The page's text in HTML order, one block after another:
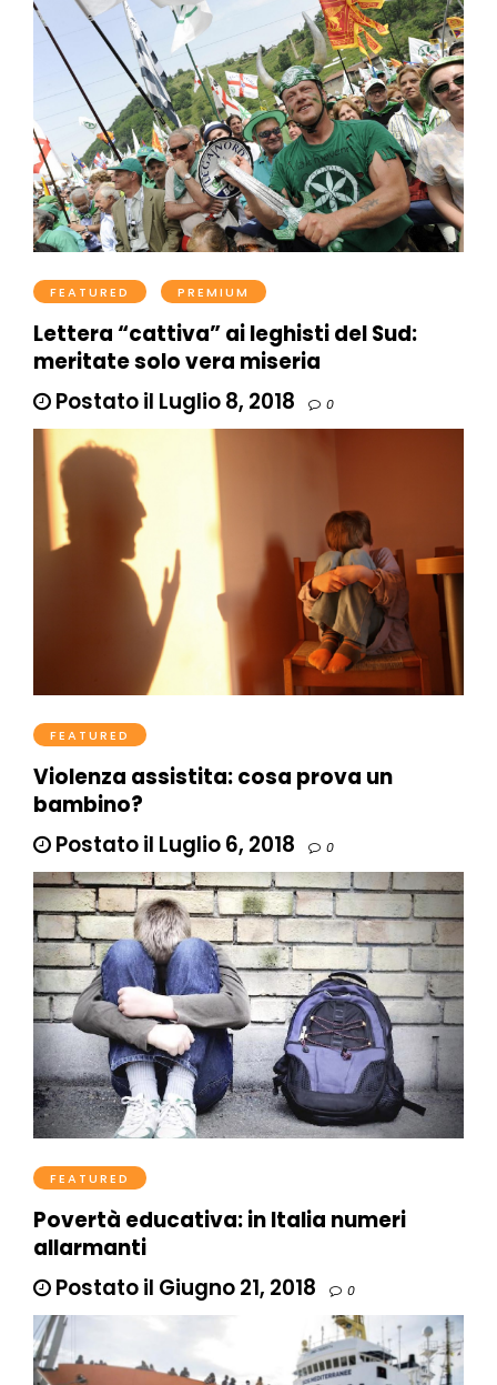
FEATURED PREMIUM
Lettera “cattiva” ai leghisti del Sud:
meritate solo vera miseria
Postato il Luglio 8, 2018
0
FEATURED
Violenza assistita: cosa prova un
bambino?
Postato il Luglio 6, 2018
0
FEATURED
Povertà educativa: in Italia numeri
allarmanti
Postato il Giugno 21, 2018
0